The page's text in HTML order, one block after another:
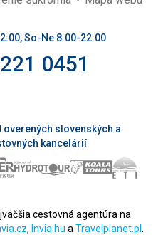
So-Ne 8:00-22:00
0451
slovenských a
kancelárií
cestovná agentúra na
, Invia.hu a Travelplanet.pl